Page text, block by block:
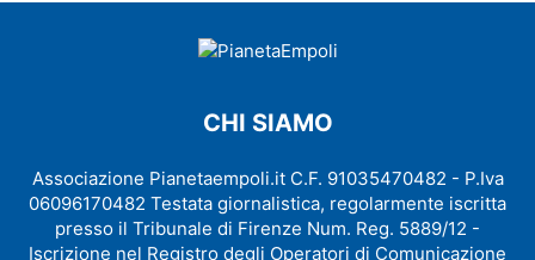
CHI SIAMO
Associazione Pianetaempoli.it C.F. 91035470482 - P.Iva
06096170482 Testata giornalistica, regolarmente iscritta
presso il Tribunale di Firenze Num. Reg. 5889/12 -
Iscrizione nel Registro degli Operatori di Comunicazione